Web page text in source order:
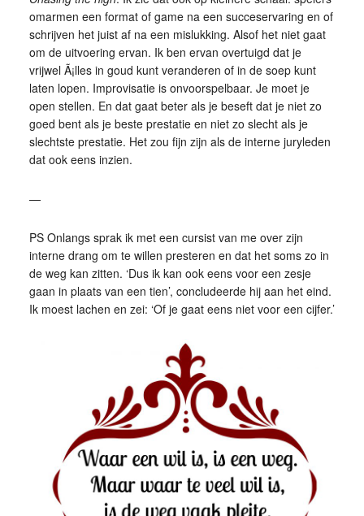
omarmen een format of game na een succeservaring en of
schrijven het juist af na een mislukking. Alsof het niet gaat
om de uitvoering ervan. Ik ben ervan overtuigd dat je
vrijwel Ã¡lles in goud kunt veranderen of in de soep kunt
laten lopen. Improvisatie is onvoorspelbaar. Je moet je
open stellen. En dat gaat beter als je beseft dat je niet zo
goed bent als je beste prestatie en niet zo slecht als je
slechtste prestatie. Het zou fijn zijn als de interne juryleden
dat ook eens inzien.
—
PS Onlangs sprak ik met een cursist van me over zijn
interne drang om te willen presteren en dat het soms zo in
de weg kan zitten. ‘Dus ik kan ook eens voor een zesje
gaan in plaats van een tien’, concludeerde hij aan het eind.
Ik moest lachen en zei: ‘Of je gaat eens niet voor een cijfer.’